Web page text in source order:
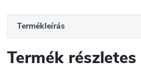
Termékleírás
Termék részletes